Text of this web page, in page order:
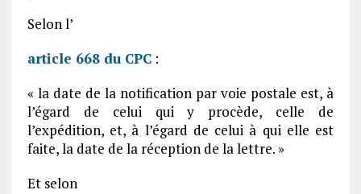
Selon l’
article 668 du CPC:
« la date de la notification par voie postale est, à
l’égard de celui qui y procède, celle de
l’expédition, et, à l’égard de celui à qui elle est
faite, la date de la réception de la lettre. »
Et selon